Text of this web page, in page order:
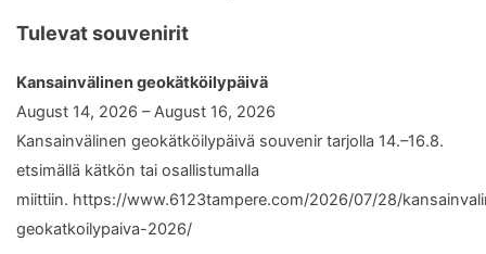
Tulevat souvenirit
Kansainvälinen geokätköilypäivä
August 14, 2026 – August 16, 2026
Kansainvälinen geokätköilypäivä souvenir tarjolla 14.–16.8.
etsimällä kätkön tai osallistumalla
miittiin. https://www.6123tampere.com/2026/07/28/
geokatkoilypaiva-2026/